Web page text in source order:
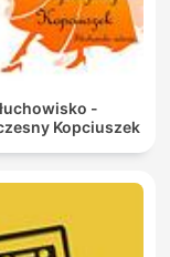
-
Kopciuszek